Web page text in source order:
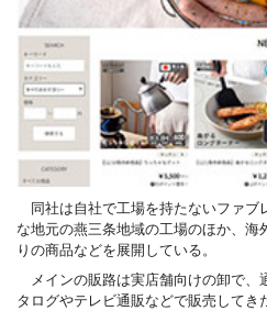
同社は自社で工場を持たないファブ
な地元の燕三条地域の工場のほか、海
りの商品などを展開している。
メインの販路は実店舗向けの卸で、
タログやテレビ通販などで販売してき